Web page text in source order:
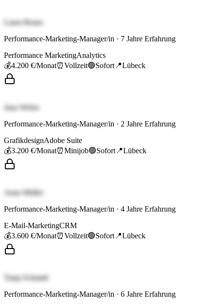
Laura Braun
Performance-Marketing-Manager/in · 7 Jahre Erfahrung
Performance MarketingAnalytics
💰4.200 €/Monat⏰Vollzeit🟢Sofort 📍Lübeck
Jana Weber
Performance-Marketing-Manager/in · 2 Jahre Erfahrung
GrafikdesignAdobe Suite
💰3.200 €/Monat⏰Minijob🟢Sofort 📍Lübeck
Anna Müller
Performance-Marketing-Manager/in · 4 Jahre Erfahrung
E-Mail-MarketingCRM
💰3.600 €/Monat⏰Vollzeit🟢Sofort 📍Lübeck
Tanja Schmidt
Performance-Marketing-Manager/in · 6 Jahre Erfahrung